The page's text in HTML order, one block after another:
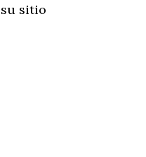
sitio